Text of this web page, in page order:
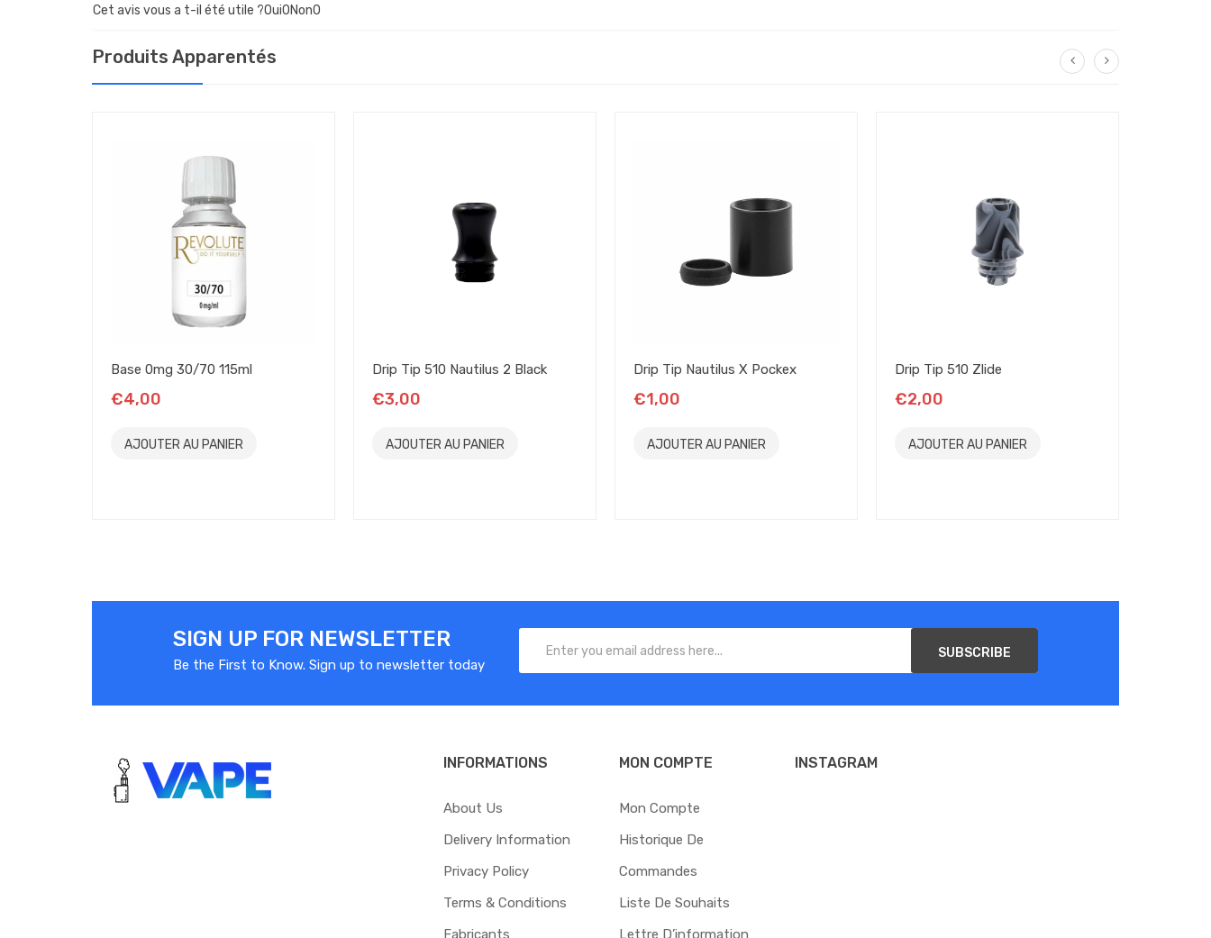
Cet avis vous a t-il été utile ?Oui0Non0
Produits Apparentés
Base 0mg 30/70 115ml
€4,00
AJOUTER AU PANIER
Drip Tip 510 Nautilus 2 Black
€3,00
AJOUTER AU PANIER
Drip Tip Nautilus X Pockex
€1,00
AJOUTER AU PANIER
Drip Tip 510 Zlide
€2,00
AJOUTER AU PANIER
SIGN UP FOR NEWSLETTER
Be the First to Know. Sign up to newsletter today
SUBSCRIBE
INFORMATIONS
About Us
Delivery Information
Privacy Policy
Terms & Conditions
Fabricants
MON COMPTE
Mon Compte
Historique De
Commandes
Liste De Souhaits
Lettre D’information
INSTAGRAM